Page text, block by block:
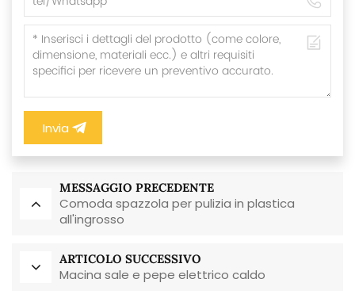
Invia
MESSAGGIO PRECEDENTE
Comoda spazzola per pulizia in plastica
all'ingrosso
ARTICOLO SUCCESSIVO
Macina sale e pepe elettrico caldo